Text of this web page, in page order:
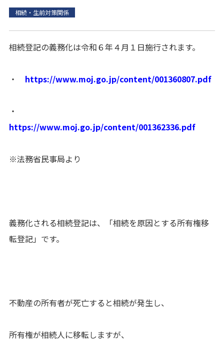
相続・生前対策関係
相続登記の義務化は令和６年４月１日施行されます。
・ https://www.moj.go.jp/content/001360807.pdf
・
https://www.moj.go.jp/content/001362336.pdf
※法務省民事局より
義務化される相続登記は、「相続を原因とする所有権移
転登記」です。
不動産の所有者が死亡すると相続が発生し、
所有権が相続人に移転しますが、